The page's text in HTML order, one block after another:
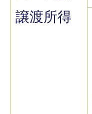
譲渡所得